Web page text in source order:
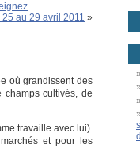
25 au 29 avril 2011 »
où grandissent des
cultivés, de
travaille avec lui).
et pour les